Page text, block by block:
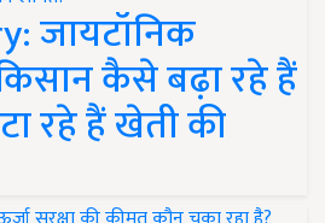
जायटॉनिक
कैसे बढ़ा रहे हैं
रहे हैं खेती की